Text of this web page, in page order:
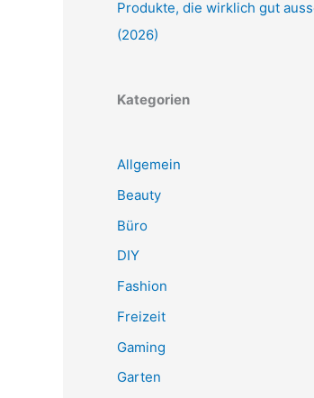
Produkte, die wirklich gut
(2026)
Kategorien
Allgemein
Beauty
Büro
DIY
Fashion
Freizeit
Gaming
Garten